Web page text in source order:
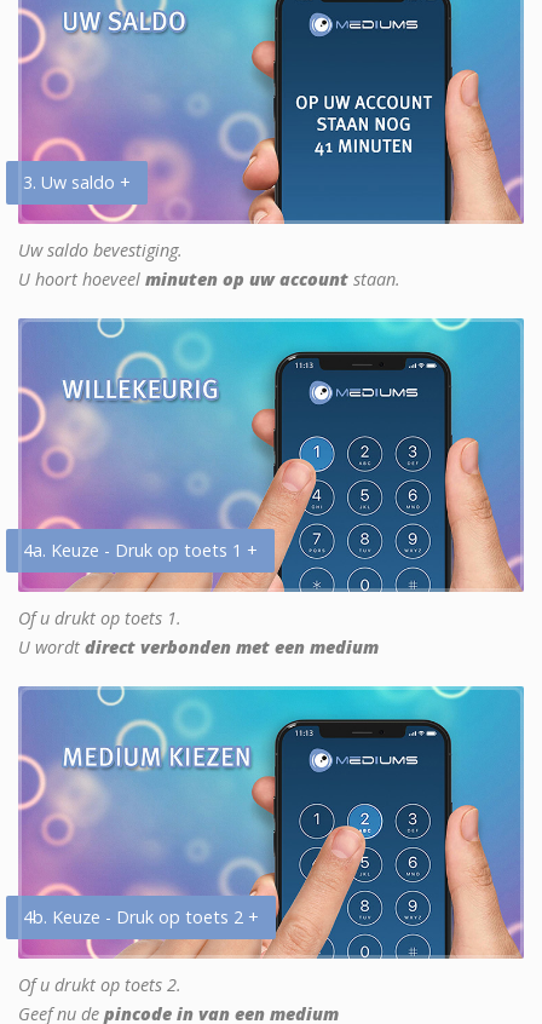
3. Uw saldo +
Uw saldo bevestiging.
U hoort hoeveel minuten op uw account staan.
4a. Keuze - Druk op toets 1 +
Of u drukt op toets 1.
U wordt direct verbonden met een medium
4b. Keuze - Druk op toets 2 +
Of u drukt op toets 2.
Geef nu de pincode in van een medium